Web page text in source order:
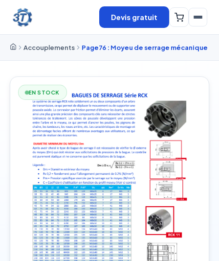
Devis gratuit
Accouplements Page76 : Moyeu de serrage mécanique
EN STOCK